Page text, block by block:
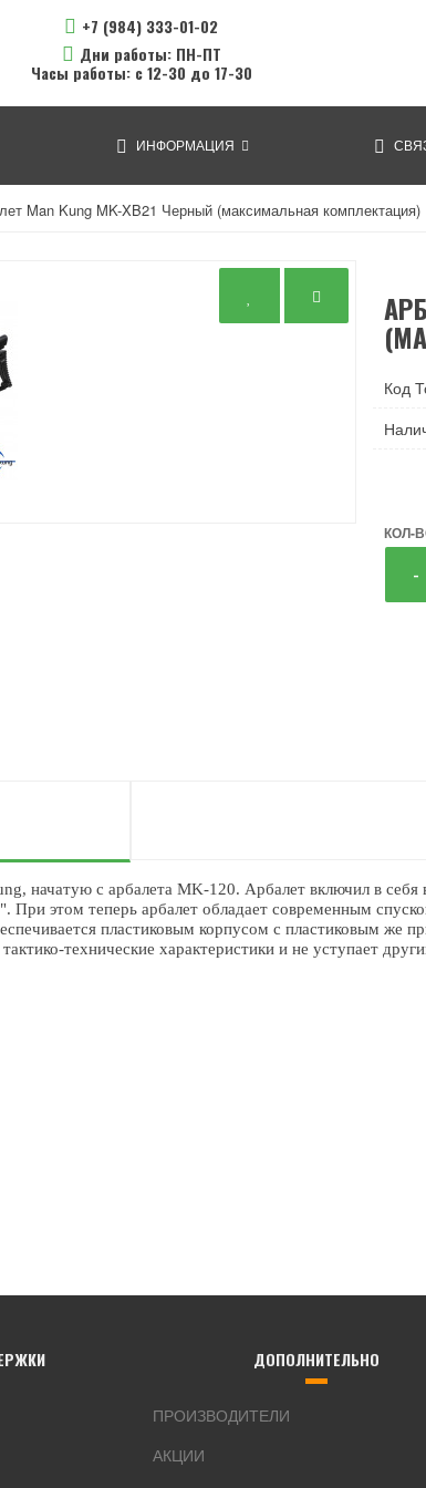
+7 (984) 333-01-02
Дни работы: ПН-ПТ
Часы работы: с 12-30 до 17-30
ИНФОРМАЦИЯ
Man Kung MK-XB21 Черный (максимальная комплектация)
Код
КОЛ-
-
начатую с арбалета MK-120. Арбалет включил в
этом теперь арбалет обладает современным
пластиковым корпусом с пластиковым же
технические характеристики и не уступает
ДОПОЛНИТЕЛЬНО
ПРОИЗВОДИТЕЛИ
АКЦИИ